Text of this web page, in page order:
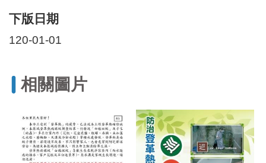
下版日期
120-01-01
相關圖片